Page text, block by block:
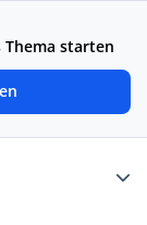
Thema starten